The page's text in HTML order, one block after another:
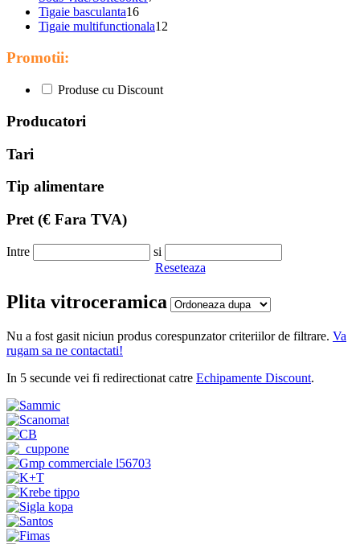
Tigaie basculanta16
Tigaie multifunctionala12
Promotii:
Produse cu Discount
Producatori
Tari
Tip alimentare
Pret (€ Fara TVA)
Intre
si
Reseteaza
Plita vitroceramica
Nu a fost gasit niciun produs corespunzator criteriilor de filtrare. Va
rugam sa ne contactati!
In 5 secunde vei fi redirectionat catre Echipamente Discount.